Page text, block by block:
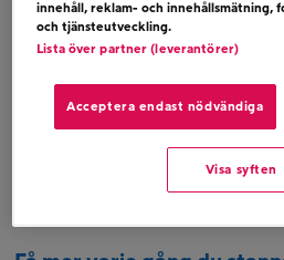
personuppgifter
Härkan du läsa
Lailas Ordjakt presenteras
innehåll, reklam- och innehållsmätning,
och tjänsteutveckling.
Lista över partner (leverantörer)
Acceptera endast nödvändiga
Visa syften